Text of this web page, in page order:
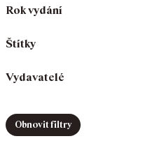
Rok vydání
Štítky
Vydavatelé
Obnovit filtry